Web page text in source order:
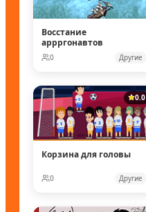
Восстание
аррргонавтов
0 Другие
0.0
Корзина для головы
0 Другие